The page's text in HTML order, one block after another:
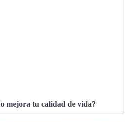
mejora tu calidad de vida?